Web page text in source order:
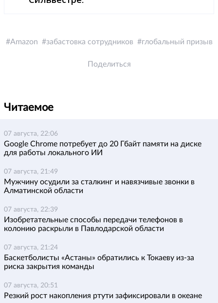
Amazon забастовка сотрудников глобальный призыв
Поделиться
Читаемое
07 августа, 22:06
Google Chrome потребует до 20 Гбайт памяти на диске
для работы локального ИИ
07 августа, 21:49
Мужчину осудили за сталкинг и навязчивые звонки в
Алматинской области
07 августа, 22:39
Изобретательные способы передачи телефонов в
колонию раскрыли в Павлодарской области
07 августа, 21:24
Баскетболисты «Астаны» обратились к Токаеву из-за
риска закрытия команды
07 августа, 20:51
Резкий рост накопления ртути зафиксировали в океане